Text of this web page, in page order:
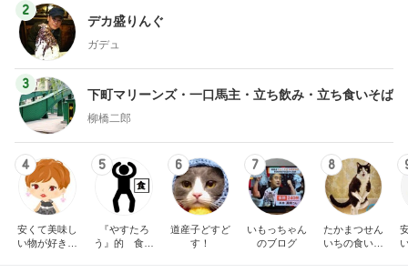
2
デカ盛りんぐ
ガデュ
3
下町マリーンズ・一口馬主・立ち飲み・立ち食いそば
柳橋二郎
4
安くて美味し
い物が好き☆
5
『やすたろ
う』的 食の
6
道産子どすど
す！
7
いもっちゃん
のブログ
8
たかまつせん
いちの食い散